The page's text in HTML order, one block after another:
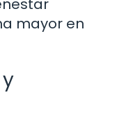
mayor en